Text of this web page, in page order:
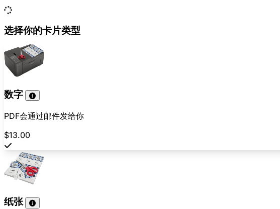
选择你的卡片类型
数字
PDF会通过邮件发给你
$13.00
纸张